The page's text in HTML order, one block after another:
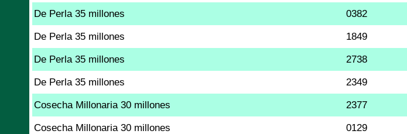
De Perla 35 millones 0382
De Perla 35 millones 1849
De Perla 35 millones 2738
De Perla 35 millones 2349
Cosecha Millonaria 30 millones 2377
Cosecha Millonaria 30 millones 0129